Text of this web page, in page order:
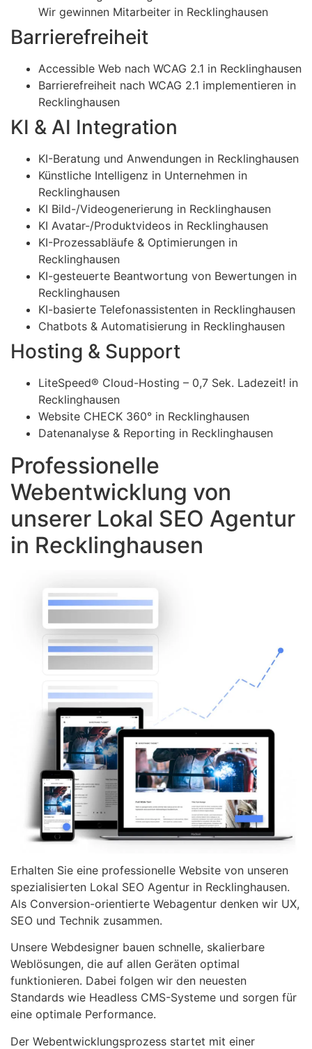
Wir gewinnen Mitarbeiter in Recklinghausen
Barrierefreiheit
Accessible Web nach WCAG 2.1 in Recklinghausen
Barrierefreiheit nach WCAG 2.1 implementieren in
Recklinghausen
KI & AI Integration
KI-Beratung und Anwendungen in Recklinghausen
Künstliche Intelligenz in Unternehmen in
Recklinghausen
KI Bild-/Videogenerierung in Recklinghausen
KI Avatar-/Produktvideos in Recklinghausen
KI-Prozessabläufe & Optimierungen in
Recklinghausen
KI-gesteuerte Beantwortung von Bewertungen in
Recklinghausen
KI-basierte Telefonassistenten in Recklinghausen
Chatbots & Automatisierung in Recklinghausen
Hosting & Support
LiteSpeed® Cloud-Hosting – 0,7 Sek. Ladezeit! in
Recklinghausen
Website CHECK 360° in Recklinghausen
Datenanalyse & Reporting in Recklinghausen
Professionelle
Webentwicklung von
unserer Lokal SEO Agentur
in Recklinghausen
Erhalten Sie eine professionelle Website von unseren
spezialisierten Lokal SEO Agentur in Recklinghausen.
Als Conversion-orientierte Webagentur denken wir UX,
SEO und Technik zusammen.
Unsere Webdesigner bauen schnelle, skalierbare
Weblösungen, die auf allen Geräten optimal
funktionieren. Dabei folgen wir den neuesten
Standards wie Headless CMS-Systeme und sorgen für
eine optimale Performance.
Der Webentwicklungsprozess startet mit einer